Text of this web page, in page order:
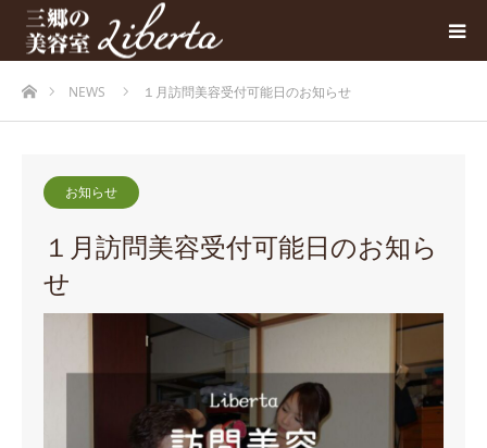
ホームNEWS １月訪問美容受付可能日のお知らせ
お知らせ
１月訪問美容受付可能日のお知ら
せ